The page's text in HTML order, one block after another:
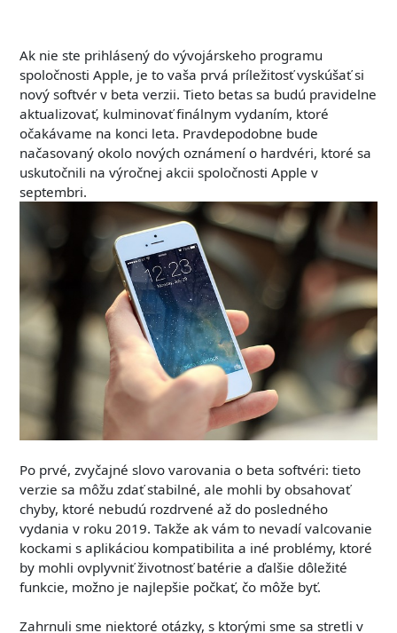
Ak nie ste prihlásený do vývojárskeho programu
spoločnosti Apple, je to vaša prvá príležitosť vyskúšať si
nový softvér v beta verzii. Tieto betas sa budú pravidelne
aktualizovať, kulminovať finálnym vydaním, ktoré
očakávame na konci leta. Pravdepodobne bude
načasovaný okolo nových oznámení o hardvéri, ktoré sa
uskutočnili na výročnej akcii spoločnosti Apple v
septembri.
Po prvé, zvyčajné slovo varovania o beta softvéri: tieto
verzie sa môžu zdať stabilné, ale mohli by obsahovať
chyby, ktoré nebudú rozdrvené až do posledného
vydania v roku 2019. Takže ak vám to nevadí valcovanie
kockami s aplikáciou kompatibilita a iné problémy, ktoré
by mohli ovplyvniť životnosť batérie a ďalšie dôležité
funkcie, možno je najlepšie počkať, čo môže byť.
Zahrnuli sme niektoré otázky, s ktorými sme sa stretli v